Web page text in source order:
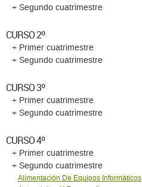
+ Segundo cuatrimestre
CURSO 2º
+ Primer cuatrimestre
+ Segundo cuatrimestre
CURSO 3º
+ Primer cuatrimestre
+ Segundo cuatrimestre
CURSO 4º
+ Primer cuatrimestre
+ Segundo cuatrimestre
Alimentación De Equipos Informáticos